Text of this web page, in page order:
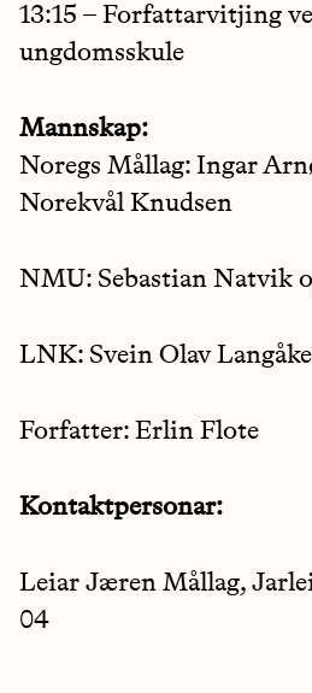
13:15 – Forfattarvitjing
ungdomsskule
Mannskap:
Noregs Mållag: Ingar
Norekvål Knudsen
NMU: Sebastian Natvik
LNK: Svein Olav
Forfatter: Erlin Flote
Kontaktpersonar:
Leiar Jæren Mållag,
04